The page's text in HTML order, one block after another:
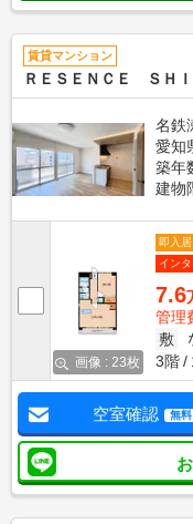
賃貸マンション
ＲＥＳＥＮＣＥ ＳＨＩ
名鉄
愛知
築年
建物
画像 : 23枚
即入居
イン
7.6
管理
敷
3階
空室確認 無料